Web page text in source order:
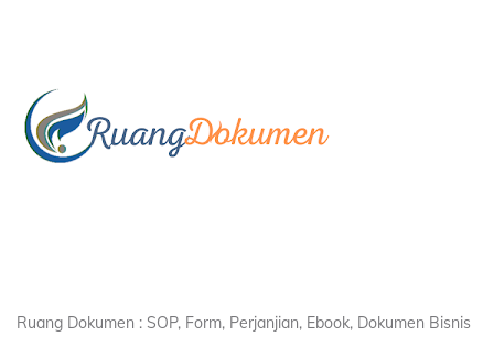
Ruang Dokumen : SOP, Form, Perjanjian, Ebook, Dokumen Bisnis